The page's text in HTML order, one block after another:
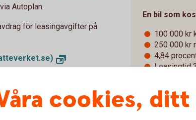
Autoplan.
för leasingavgifter på
En bil som
100 000 kr
250 000 kr
4,84
Leasingtid
tillkommer
Alla priser
cookies, ditt